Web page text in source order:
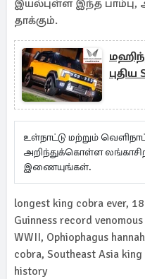
இயல்புள்ள இந்த பாம்பு,
தாக்கும்.
புதிய
உள்நாட்டு மற்றும்
அறிந்துக்கொள்ள
இணையுங்கள்.
longest king cobra ever,
Guinness record
WWII, Ophiophagus
cobra, Southeast Asia
history